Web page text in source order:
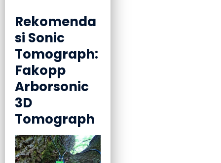
Rekomenda
si Sonic
Tomograph:
Fakopp
Arborsonic
3D
Tomograph